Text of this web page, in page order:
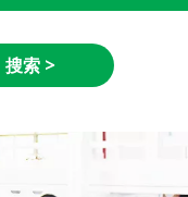
搜索 >